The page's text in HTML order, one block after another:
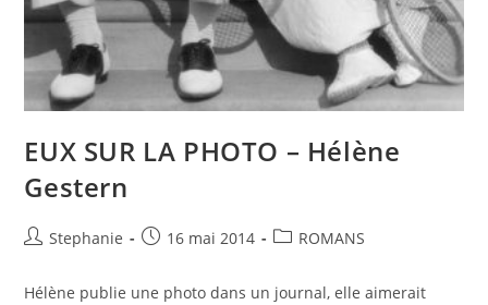
EUX SUR LA PHOTO – Hélène
Gestern
Stephanie 16 mai 2014 ROMANS
Hélène publie une photo dans un journal, elle aimerait